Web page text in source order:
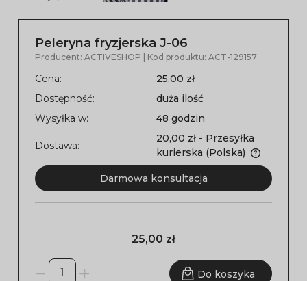
Peleryna fryzjerska J-06
Producent: ACTIVESHOP | Kod produktu: ACT-129157
Cena:
25,00 zł
Dostępność:
duża ilość
Wysyłka w:
48 godzin
Dostawa:
20,00 zł - Przesyłka
kurierska (Polska)
Darmowa konsultacja
25,00 zł
Do koszyka